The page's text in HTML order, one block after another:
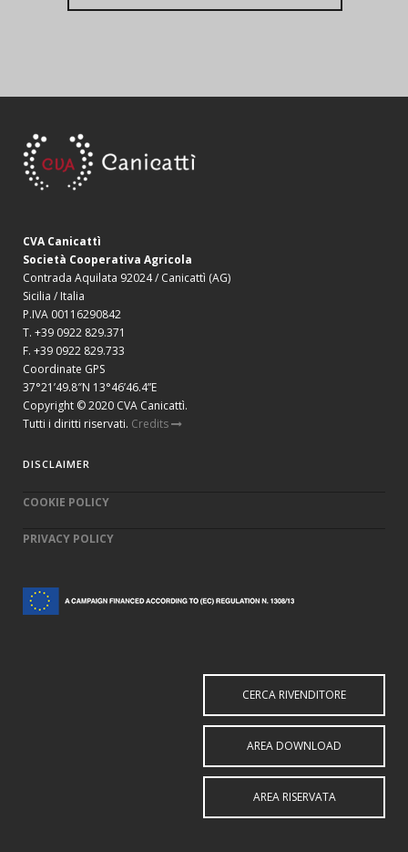
CVA Canicattì
Società Cooperativa Agricola
Contrada Aquilata 92024 / Canicattì (AG)
Sicilia / Italia
P.IVA 00116290842
T. +39 0922 829.371
F. +39 0922 829.733
Coordinate GPS
37°21’49.8″N 13°46’46.4”E
Copyright © 2020 CVA Canicattì.
Tutti i diritti riservati. Credits
DISCLAIMER
COOKIE POLICY
PRIVACY POLICY
CERCA RIVENDITORE
AREA DOWNLOAD
AREA RISERVATA